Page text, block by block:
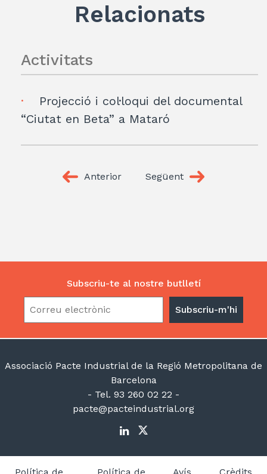
Relacionats
Activitats
Projecció i col·loqui del documental
“Ciutat en Beta” a Mataró
Anterior Següent
Subscriu-te al nostre butlletí
Associació Pacte Industrial de la Regió Metropolitana de
Barcelona
- Tel. 93 260 02 22 -
pacte@pacteindustrial.org